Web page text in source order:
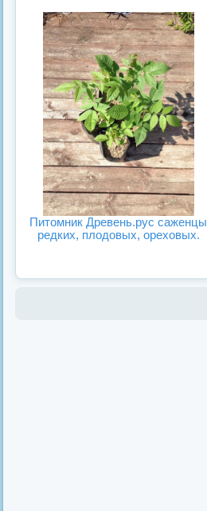
Питомник Древень.рус саженцы
редких, плодовых, ореховых.